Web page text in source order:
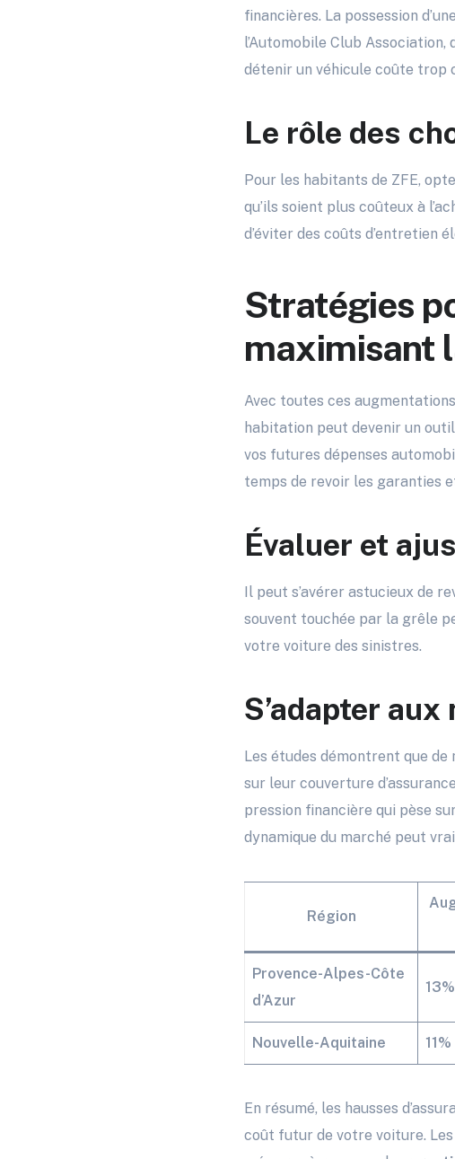
financières. La possession
l’Automobile Club
détenir un véhicule coûte trop
Le rôle des
Pour les habitants de ZFE,
qu’ils soient plus coûteux à
d’éviter des coûts d’entretien
Stratégies
maximisant
Avec toutes ces
habitation peut devenir un
vos futures dépenses
temps de revoir les garanties
Évaluer et
Il peut s’avérer astucieux de
souvent touchée par la grêle
votre voiture des sinistres.
S’adapter
Les études démontrent que
sur leur couverture
pression financière qui pèse
dynamique du marché peut
Région
Provence-Alpes-Côte
d’Azur
13%
Nouvelle-Aquitaine 11%
En résumé, les hausses
coût futur de votre voiture.